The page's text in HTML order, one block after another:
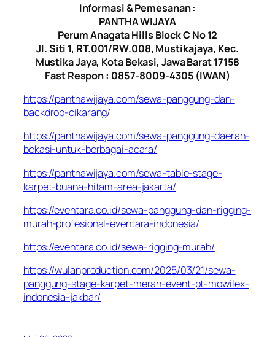
Informasi & Pemesanan :
PANTHA WIJAYA
Perum Anagata Hills Block C No 12
Jl. Siti 1, RT.001/RW.008, Mustikajaya, Kec.
Mustika Jaya, Kota Bekasi, Jawa Barat 17158
Fast Respon : 0857-8009-4305 (IWAN)
https://panthawijaya.com/sewa-panggung-dan-
backdrop-cikarang/
https://panthawijaya.com/sewa-panggung-daerah-
bekasi-untuk-berbagai-acara/
https://panthawijaya.com/sewa-table-stage-
karpet-buana-hitam-area-jakarta/
https://eventara.co.id/sewa-panggung-dan-rigging-
murah-profesional-eventara-indonesia/
https://eventara.co.id/sewa-rigging-murah/
https://wulanproduction.com/2025/03/21/sewa-
panggung-stage-karpet-merah-event-pt-mowilex-
indonesia-jakbar/